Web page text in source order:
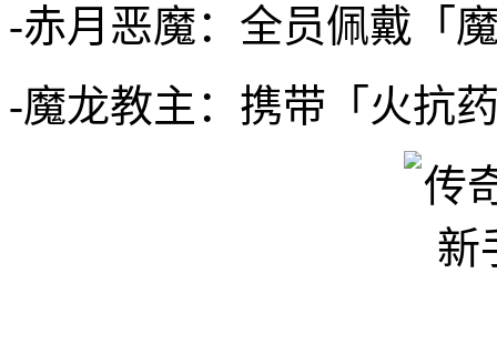
-赤月恶魔：全员佩戴「
-魔龙教主：携带「火抗